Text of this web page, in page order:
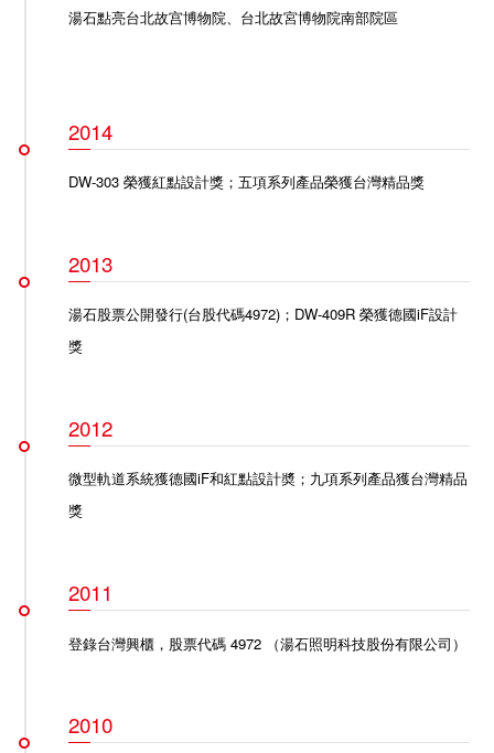
湯石點亮台北故宫博物院、 台北故宮博物院南部院區
2014
DW-303 榮獲紅點設計獎 ；五項系列產品榮獲台灣精品獎
2013
湯石股票公開發行(台股代碼4972)； DW-409R 榮獲德國iF設計
獎
2012
微型軌道系統獲德國iF和紅點設計奬 ； 九項系列產品獲台灣精品
獎
2011
登錄台灣興櫃，股票代碼 4972 （湯石照明科技股份有限公司）
2010